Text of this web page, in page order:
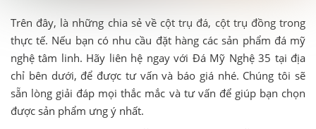
Trên đây, là những chia sẻ về cột trụ đá, cột trụ đồng trong
thực tế. Nếu bạn có nhu cầu đặt hàng các sản phẩm đá mỹ
nghệ tâm linh. Hãy liên hệ ngay với Đá Mỹ Nghệ 35 tại địa
chỉ bên dưới, để được tư vấn và báo giá nhé. Chúng tôi sẽ
sẵn lòng giải đáp mọi thắc mắc và tư vấn để giúp bạn chọn
được sản phẩm ưng ý nhất.